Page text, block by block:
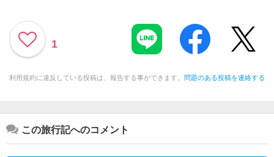
1
利用規約に違反している投稿は、報告する事ができます。 問題のある投稿を連絡する
この旅行記へのコメント